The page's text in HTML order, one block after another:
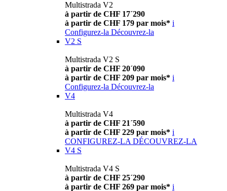
Multistrada V2
à partir de CHF 17´290
à partir de CHF 179 par mois* i
Configurez-la Découvrez-la
V2 S
Multistrada V2 S
à partir de CHF 20´090
à partir de CHF 209 par mois* i
Configurez-la Découvrez-la
V4
Multistrada V4
à partir de CHF 21´590
à partir de CHF 229 par mois* i
CONFIGUREZ-LA DÉCOUVREZ-LA
V4 S
Multistrada V4 S
à partir de CHF 25´290
à partir de CHF 269 par mois* i